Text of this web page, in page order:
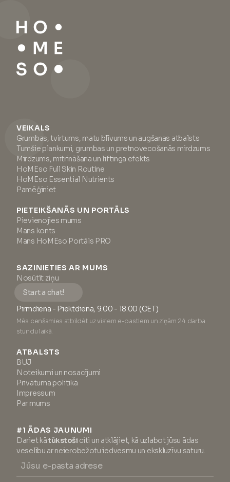
VEIKALS
Grumbas, tvirtums, matu blīvums un augšanas atbalsts
Tumšie plankumi, grumbas un pretnovecošanās mirdzums
Mirdzums, mitrināšana un liftinga efekts
HoMEso Full Skin Routine
HoMEso Essential Nutrients
Pamēģiniet
PIETEIKŠANĀS UN PORTĀLS
Pievienojies mums
Mans konts
Mans HoMEso Portāls PRO
SAZINIETIES AR MUMS
Nosūtīt ziņu
Start a chat!
Pirmdiena - Piektdiena, 9:00 - 18:00 (CET)
Mēs cenšamies atbildēt uz visiem e-pastiem un ziņām 24 darba
stundu laikā.
ATBALSTS
BUJ
Noteikumi un nosacījumi
Privātuma politika
Impressum
Par mums
#1 ĀDAS JAUNUMI
Dariet kātūkstoši citi un atklājiet, kā uzlabot jūsu ādas
veselību ar neierobežotu iedvesmu un ekskluzīvu saturu.